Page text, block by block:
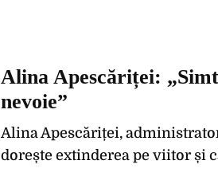
Alina Apescăriței:
nevoie”
Alina Apescăriței,
dorește extinderea pe viitor și